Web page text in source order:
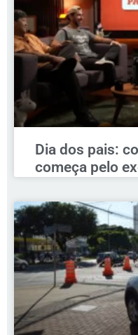
Dia dos pais:
começa pelo